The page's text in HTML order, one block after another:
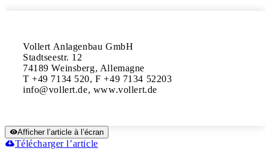
Vollert Anlagenbau GmbH
Stadtseestr. 12
74189 Weinsberg, Allemagne
T +49 7134 520, F +49 7134 52203
info@vollert.de, www.vollert.de
Afficher l’article à l’écran
Télécharger l’article